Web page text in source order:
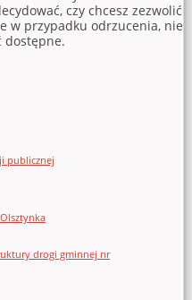
publicznej
drogi gminnej nr
czy chcesz zezwolić
w przypadku odrzucenia, nie
dostępne.